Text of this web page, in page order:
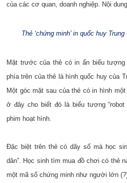
của các cơ quan, doanh nghiệp. Nội
Thẻ ‘chứng minh’ in quốc huy Trung
Mặt trước của thẻ có in ẩn biểu
phía trên của thẻ là hình quốc huy của
Một góc mặt sau của thẻ có in hình
ở đây cho biết đó là biểu tượng
phim hoạt hình.
Đặc biệt trên thẻ có dãy số mà học
dân”. Học sinh tìm mua đồ chơi có thẻ
một mã số chứng minh như người lớn